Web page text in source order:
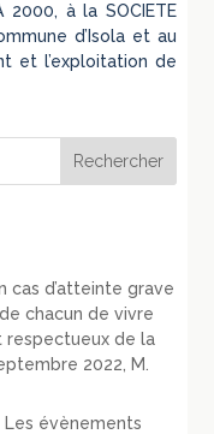
2000, à la SOCIETE
d’Isola et au
et l’exploitation de
d’atteinte grave
chacun de vivre
respectueux de la
2022, M.
Les évènements